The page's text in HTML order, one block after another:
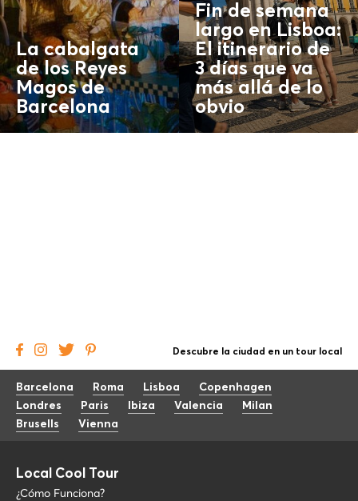
La cabalgata
de los Reyes
Magos de
Barcelona
Fin de semana
largo en Lisboa:
El itinerario de
3 días que va
más allá de lo
obvio
Descubre la ciudad en un tour local
Barcelona Roma Lisboa
Copenhagen
Londres
Paris Ibiza Valencia
Milan
Brusells
Vienna
Local Cool Tour
¿Cómo Funciona?